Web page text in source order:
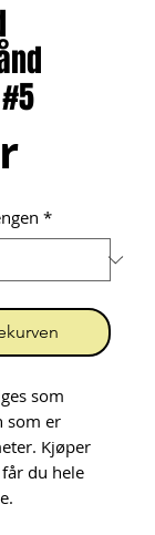
Pris
*
som
som er
Kjøper
du hele